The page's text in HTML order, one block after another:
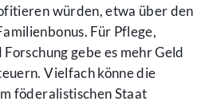
würden, etwa über den
Für Pflege,
gebe es mehr Geld
Vielfach könne die
föderalistischen Staat